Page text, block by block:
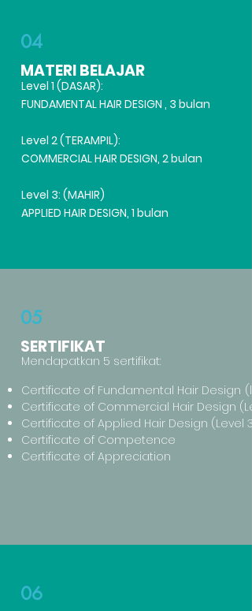
04
MATERI BELAJAR
Level 1 (DASAR):
FUNDAMENTAL HAIR DESIGN , 3 bulan
Level 2 (TERAMPIL):
COMMERCIAL HAIR DESIGN, 2 bulan
Level 3: (MAHIR)
APPLIED HAIR DESIGN, 1 bulan
05
SERTIFIKAT
Mendapatkan 5 sertifikat:
Certificate of Fundamental Hair Design
Certificate of Commercial Hair Design
Certificate of Applied Hair Design (Level 3)
Certificate of Competence
Certificate of Appreciation
06